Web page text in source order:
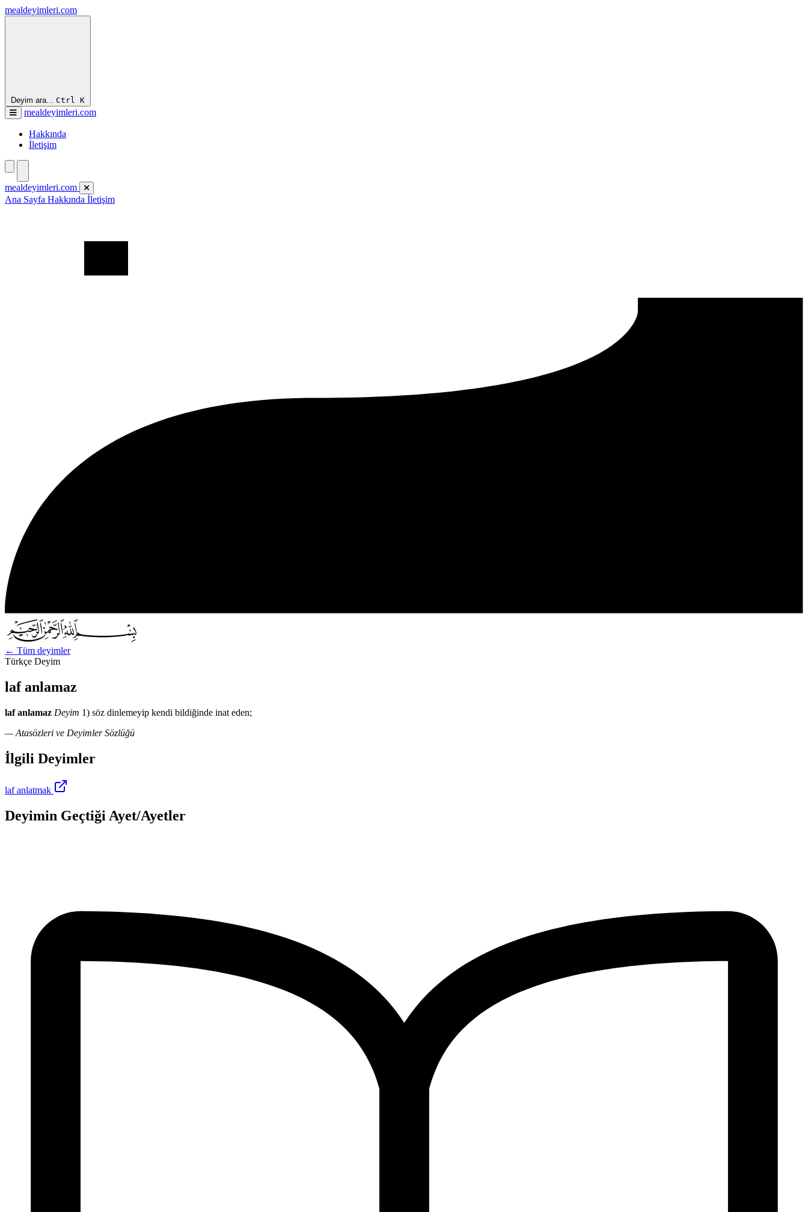
mealdeyimleri.com
Deyim ara... Ctrl K
mealdeyimleri.com
Hakkında
İletişim
mealdeyimleri.com
Ana Sayfa Hakkında İletişim
← Tüm deyimler
Türkçe Deyim
laf anlamaz
laf anlamaz Deyim 1) söz dinlemeyip kendi bildiğinde inat eden;
— Atasözleri ve Deyimler Sözlüğü
İlgili Deyimler
laf anlatmak
Deyimin Geçtiği Ayet/Ayetler